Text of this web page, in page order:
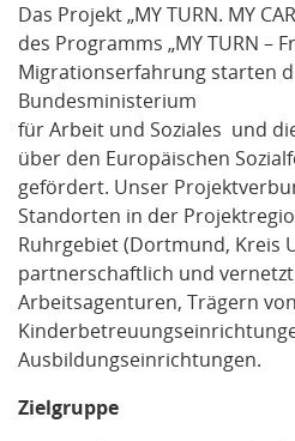
Das Projekt „MY TURN. MY
des Programms „MY TURN –
Migrationserfahrung starten
Bundesministerium
für Arbeit und Soziales und
über den Europäischen
gefördert. Unser
Standorten in der
Ruhrgebiet (Dortmund, Kreis
partnerschaftlich und
Arbeitsagenturen, Trägern von
Ausbildungseinrichtungen.
Zielgruppe